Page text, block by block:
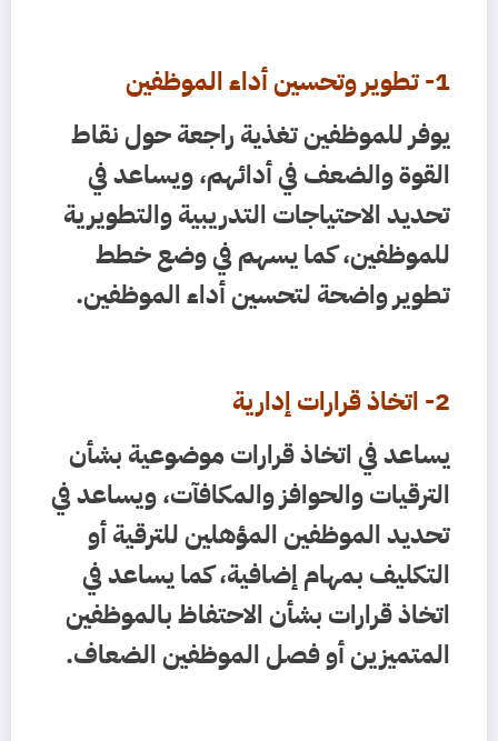
1- تطوير وتحسين أداء الموظفين
يوفر للموظفين تغذية راجعة حول نقاط
القوة والضعف في أدائهم، ويساعد في
تحديد الاحتياجات التدريبية والتطويرية
للموظفين، كما يسهم في وضع خطط
تطوير واضحة لتحسين أداء الموظفين.
2- اتخاذ قرارات إدارية
يساعد في اتخاذ قرارات موضوعية بشأن
الترقيات والحوافز والمكافآت، ويساعد في
تحديد الموظفين المؤهلين للترقية أو
التكليف بمهام إضافية، كما يساعد في
اتخاذ قرارات بشأن الاحتفاظ بالموظفين
المتميزين أو فصل الموظفين الضعاف.